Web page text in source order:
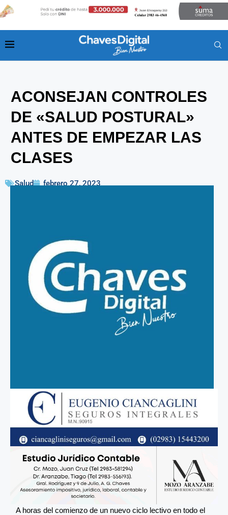
ACONSEJAN CONTROLES
DE «SALUD POSTURAL»
ANTES DE EMPEZAR LAS
CLASES
Salud febrero 27, 2023
A horas del comienzo de un nuevo ciclo lectivo en todo el